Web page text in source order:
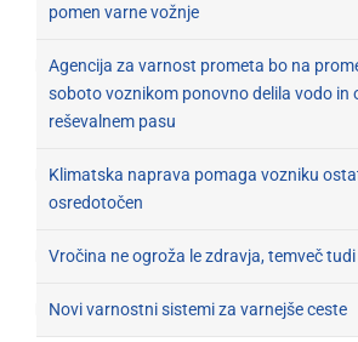
pomen varne vožnje
Agencija za varnost prometa bo na
soboto voznikom ponovno delila vodo in
reševalnem pasu
Klimatska naprava pomaga vozniku
osredotočen
Vročina ne ogroža le zdravja, temveč
Novi varnostni sistemi za varnejše ceste